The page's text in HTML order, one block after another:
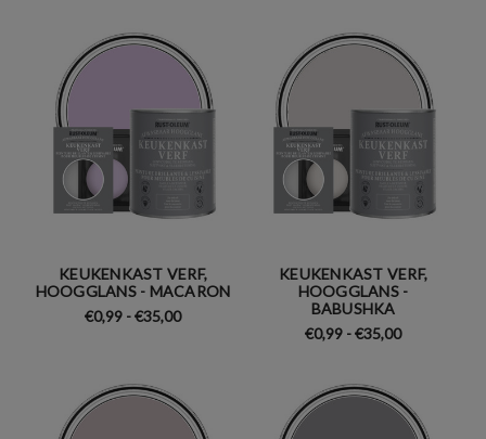
KEUKENKAST VERF,
HOOGGLANS - MACARON
€0,99 - €35,00
KEUKENKAST VERF,
HOOGGLANS -
BABUSHKA
€0,99 - €35,00